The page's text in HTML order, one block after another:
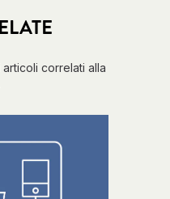
correlati alla